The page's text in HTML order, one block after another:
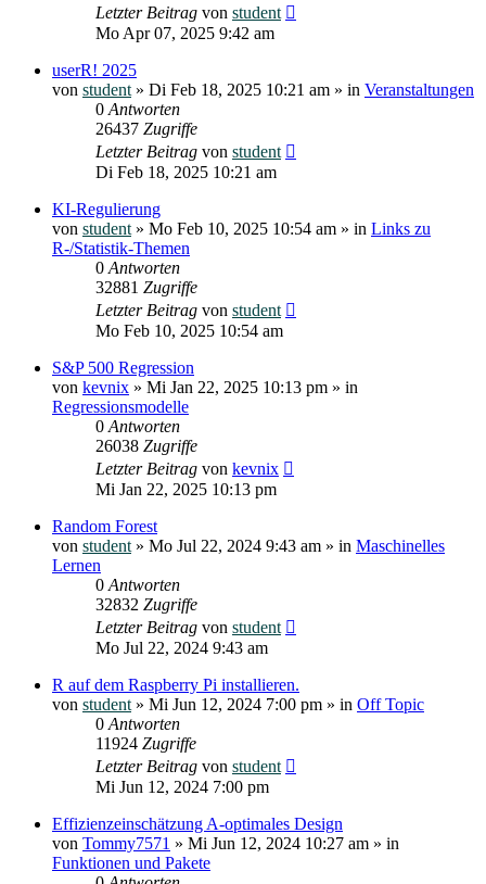
Letzter Beitrag von student
Mo Apr 07, 2025 9:42 am
userR! 2025
von student » Di Feb 18, 2025 10:21 am » in Veranstaltungen
0 Antworten
26437 Zugriffe
Letzter Beitrag von student
Di Feb 18, 2025 10:21 am
KI-Regulierung
von student » Mo Feb 10, 2025 10:54 am » in Links zu
R-/Statistik-Themen
0 Antworten
32881 Zugriffe
Letzter Beitrag von student
Mo Feb 10, 2025 10:54 am
S&P 500 Regression
von kevnix » Mi Jan 22, 2025 10:13 pm » in
Regressionsmodelle
0 Antworten
26038 Zugriffe
Letzter Beitrag von kevnix
Mi Jan 22, 2025 10:13 pm
Random Forest
von student » Mo Jul 22, 2024 9:43 am » in Maschinelles
Lernen
0 Antworten
32832 Zugriffe
Letzter Beitrag von student
Mo Jul 22, 2024 9:43 am
R auf dem Raspberry Pi installieren.
von student » Mi Jun 12, 2024 7:00 pm » in Off Topic
0 Antworten
11924 Zugriffe
Letzter Beitrag von student
Mi Jun 12, 2024 7:00 pm
Effizienzeinschätzung A-optimales Design
von Tommy7571 » Mi Jun 12, 2024 10:27 am » in
Funktionen und Pakete